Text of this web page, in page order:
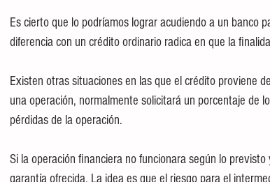
Es cierto que lo podríamos lograr acudiendo a un banco
diferencia con un crédito ordinario radica en que la
Existen otras situaciones en las que el crédito proviene
una operación, normalmente solicitará un porcentaje de
pérdidas de la operación.
Si la operación financiera no funcionara según lo
garantía ofrecida. La idea es que el riesgo para el